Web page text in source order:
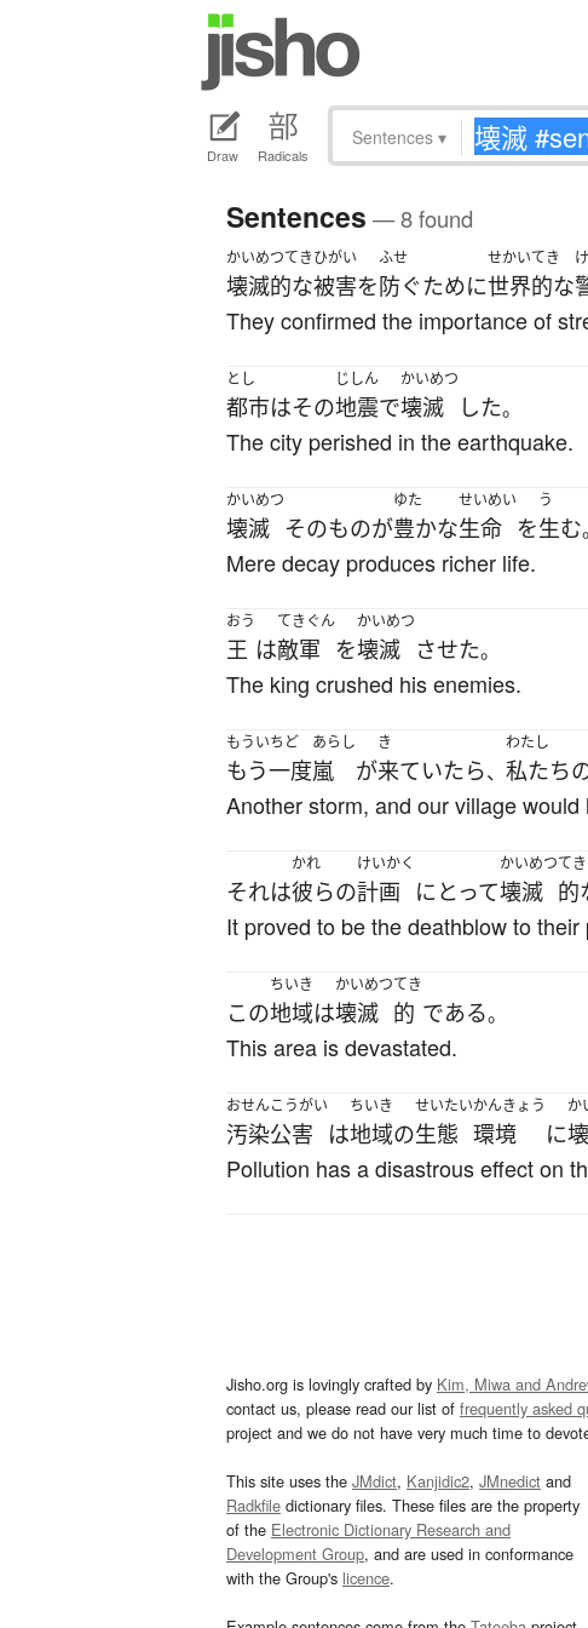
Draw Radicals
Sentences ▾
Sentences — 8 found
かいめつてき
壊滅的な
ひがい
被害を
ふせ
防ぐために
せかいてき
世界的な
They confirmed the importance of
とし
都市はその
じしん
地震で
かいめつ
壊滅 した。
The city perished in the earthquake.
かいめつ
壊滅 そのものが
ゆた
豊かな
せいめい
生命 を
う
生む。
Mere decay produces richer life.
おう
王 は
てきぐん
敵軍 を
かいめつ
壊滅 させた。
The king crushed his enemies.
もういちど
もう一度
あらし
嵐 が
き
来ていたら、
わたし
私たち
Another storm, and our village
それは
かれ
彼らの
けいかく
計画 にとって
かいめつ
壊滅
てき
的
It proved to be the deathblow to their
この
ちいき
地域は
かいめつ
壊滅
てき
的 である。
This area is devastated.
おせん
汚染
こうがい
公害 は
ちいき
地域の
せいたい
生態
かんきょう
環境 に
か
Pollution has a disastrous effect on
Jisho.org is lovingly crafted by Kim, Miwa and
contact us, please read our list of frequently asked
project and we do not have very much time to
This site uses the JMdict, Kanjidic2, JMnedict and
Radkfile dictionary files. These files are the property
of the Electronic Dictionary Research and
Development Group, and are used in conformance
with the Group's licence.